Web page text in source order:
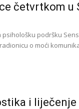
četvrtkom u
psihološku podršku
o moći
i liječenje